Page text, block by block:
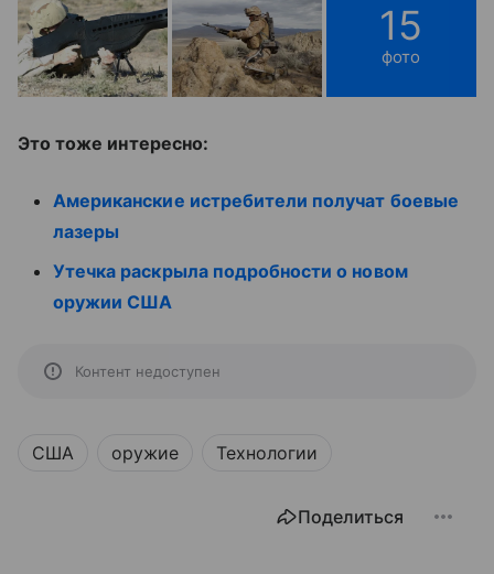
15
фото
Это тоже интересно:
Американские истребители получат боевые
лазеры
Утечка раскрыла подробности о новом
оружии США
Контент недоступен
США оружие Технологии
Поделиться